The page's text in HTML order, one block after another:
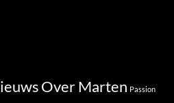
Over Marten Passion